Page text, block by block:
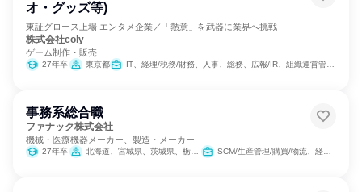
オ・グッズ等)
東証グロース上場 エンタメ企業／「熱意」を武器に業界へ挑戦
株式会社coly
ゲーム制作・販売
27年卒 東京都 IT、経理/税務/財務、人事、総務、広報/IR、組織運営管理・公務員・事務系職種、出版/メディア/芸能/エンタメ専門職、商品企画
事務系総合職
ファナック株式会社
機械・医療機器メーカー、製造・メーカー
27年卒 北海道、宮城県、茨城県、栃木県、群馬県、東京都、新潟県、石川県、山梨県、愛知県、大阪府、岡山県、広島県、熊本県、鹿児島県 SCM/生産管理/購買/物流、経理/税務/財務、人事、法務/知財